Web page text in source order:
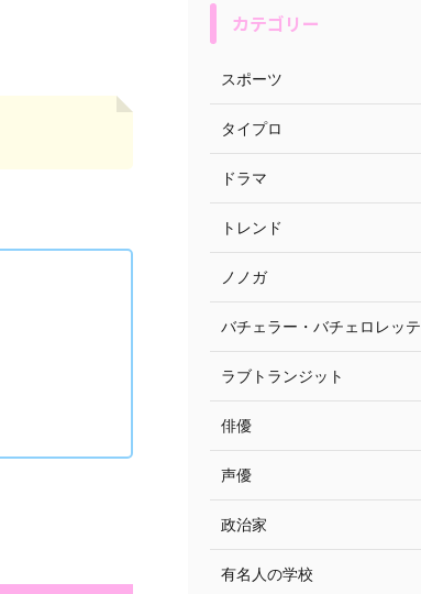
カテゴリー
スポーツ
タイプロ
ドラマ
トレンド
ノノガ
バチェラー・バチェロレッテ
ラブトランジット
俳優
声優
政治家
有名人の学校